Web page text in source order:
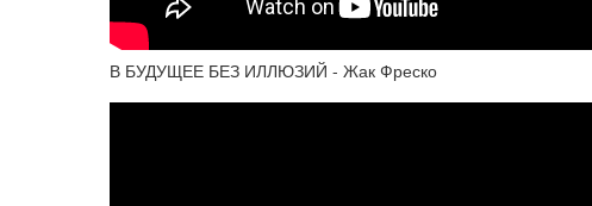
В БУДУЩЕЕ БЕЗ ИЛЛЮЗИЙ - Жак Фреско